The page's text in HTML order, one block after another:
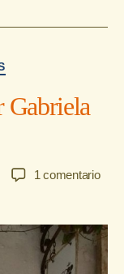
Gabriela
1 comentarioen